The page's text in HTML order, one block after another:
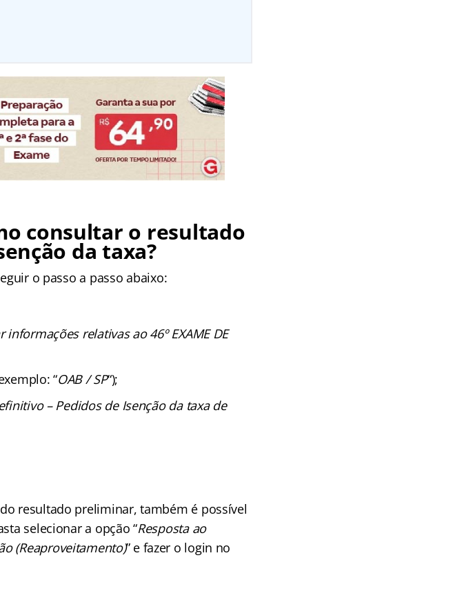
consultar o resultado
da taxa?
o passo a passo abaixo:
relativas ao 46º EXAME DE
“OAB / SP“);
– Pedidos de Isenção da taxa de
resultado preliminar, também é possível
selecionar a opção “Resposta ao
(Reaproveitamento)” e fazer o login no